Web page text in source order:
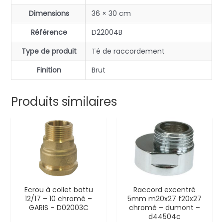
Dimensions
36 × 30 cm
Référence
D22004B
Type de produit
Té de raccordement
Finition
Brut
Produits similaires
Ecrou à collet battu
12/17 – 10 chromé –
GARIS – D02003C
Raccord excentré
5mm m20x27 f20x27
chromé – dumont –
d44504c